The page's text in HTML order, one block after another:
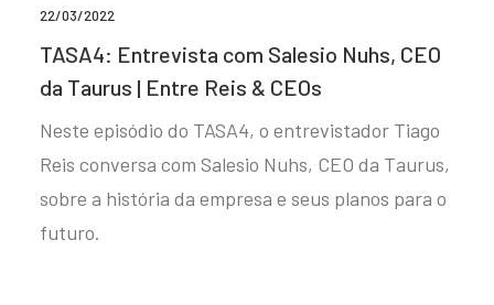
22/03/2022
TASA4: Entrevista com Salesio Nuhs, CEO
da Taurus | Entre Reis & CEOs
Neste episódio do TASA4, o entrevistador Tiago
Reis conversa com Salesio Nuhs, CEO da Taurus,
sobre a história da empresa e seus planos para o
futuro.